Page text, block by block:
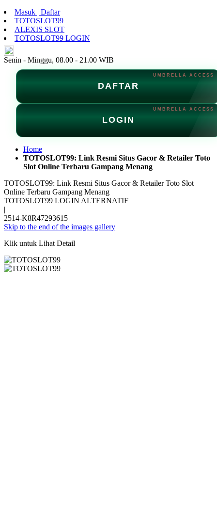
Masuk | Daftar
TOTOSLOT99
ALEXIS SLOT
TOTOSLOT99 LOGIN
Senin - Minggu, 08.00 - 21.00 WIB
DAFTAR
LOGIN
Home
TOTOSLOT99: Link Resmi Situs Gacor & Retailer Toto
Slot Online Terbaru Gampang Menang
TOTOSLOT99: Link Resmi Situs Gacor & Retailer Toto Slot
Online Terbaru Gampang Menang
TOTOSLOT99 LOGIN ALTERNATIF
|
2514-K8R47293615
Skip to the end of the images gallery
Klik untuk Lihat Detail